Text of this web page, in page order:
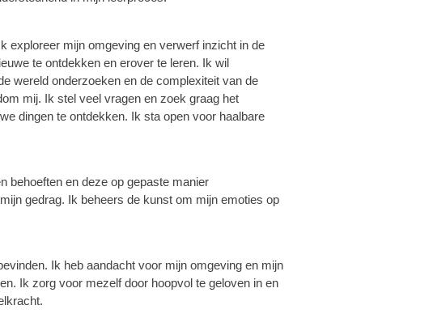
exploreer mijn omgeving en verwerf inzicht in de
te ontdekken en erover te leren. Ik wil
wereld onderzoeken en de complexiteit van de
mij. Ik stel veel vragen en zoek graag het
dingen te ontdekken. Ik sta open voor haalbare
behoeften en deze op gepaste manier
gedrag. Ik beheers de kunst om mijn emoties op
Ik heb aandacht voor mijn omgeving en mijn
Ik zorg voor mezelf door hoopvol te geloven in en